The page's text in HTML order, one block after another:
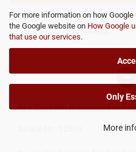
For more information on how
the Google website on How Google
that use our services.
Only
More
SET Buchsen Bremsnocken